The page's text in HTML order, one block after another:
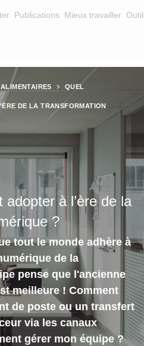
Publications Mieux travailler
FORMATION
QUEL
DE LA TRANSFORMATION
à l’ère de la
?
tout le monde adhère à
de la
pense que l'ancienne
meilleure ! Comment
de poste ou un transfert
via les canaux
gérer mon équipe ?